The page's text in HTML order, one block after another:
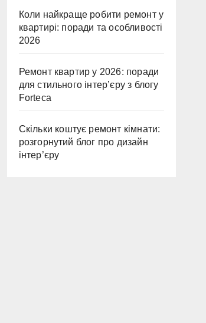
Коли найкраще робити ремонт у
квартирі: поради та особливості
2026
Ремонт квартир у 2026: поради
для стильного інтер’єру з блогу
Forteca
Скільки коштує ремонт кімнати:
розгорнутий блог про дизайн
інтер’єру